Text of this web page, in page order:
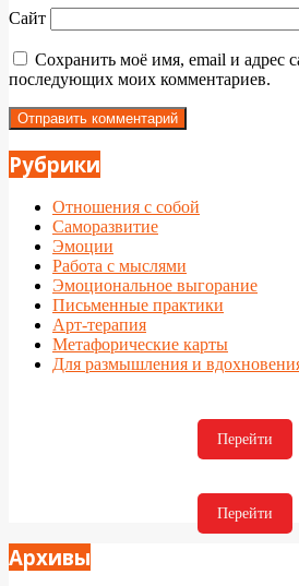
Сайт
Сохранить моё имя, email и адрес
последующих моих комментариев.
Рубрики
Отношения с собой
Саморазвитие
Эмоции
Работа с мыслями
Эмоциональное выгорание
Письменные практики
Арт-терапия
Метафорические карты
Для размышления и
Перейти
Перейти
Архивы